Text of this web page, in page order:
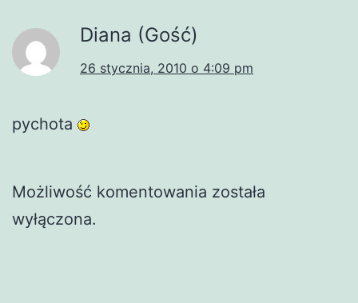
Diana (Gość)
26 stycznia, 2010 o 4:09 pm
pychota
Możliwość komentowania została
wyłączona.